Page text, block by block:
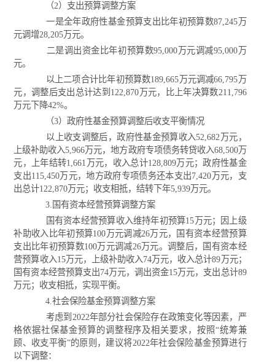
（2）支出预算调整方案
一是全年政府性基金预算支出比年初预算数87,245万
元调增28,205万元。
二是调出资金比年初预算数95,000万元调减95,000万
元。
以上二项合计比年初预算数189,665万元调减66,795万
元，调整后支出总计达到122,870万元，比上年决算数211,796
万元下降42%。
（3）政府性基金预算调整后收支平衡情况
以上收支调整后，政府性基金预算收入52,682万元，
上级补助收入5,966万元，地方政府专项债务转贷收入68,500万
元，上年结转1,661万元，收入总计128,809万元；政府性基金
支出115,450万元，地方政府专项债务还本支出7,420万元，支
出总计122,870万元；收支相抵，结转下年5,939万元。
3.国有资本经营预算调整方案
国有资本经营预算收入维持年初预算15万元；因上级
补助收入比年初预算100万元调减26万元，国有资本经营预算
支出比年初预算数100万元调减26万元。调整后，国有资本经
营预算收入15万元，上级补助收入74万元，收入总计89万元；
国有资本经营预算支出74万元，调出资金15万元，支出总计89
万元；收支相抵，实现平衡。
4.社会保险基金预算调整方案
考虑到2022年部分社会保险存在政策变化等因素，严
格依据社保基金预算的调整程序及相关要求，按照“统筹兼
顾、收支平衡”的原则，建议将2022年社会保险基金预算进行
以下调整：